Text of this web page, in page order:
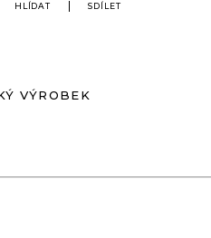
HLÍDAT SDÍLET
VÝROBEK